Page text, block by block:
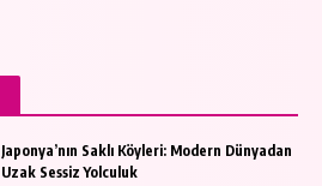
Japonya’nın Saklı Köyleri: Modern Dünyadan
Uzak Sessiz Yolculuk